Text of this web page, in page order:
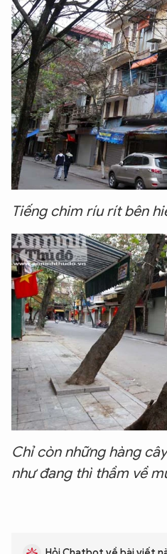
Tiếng chim ríu rít bên
Chỉ còn những hàng
như đang thì thầm về